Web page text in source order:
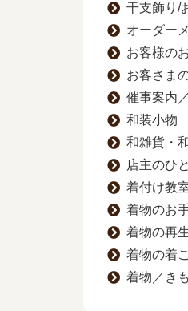
干支飾り/
オーダー
お客様の
お客さま
催事案内
和装小物
和雑貨・
店主のひ
着付け教
着物のお
着物の再
着物の着
着物／き